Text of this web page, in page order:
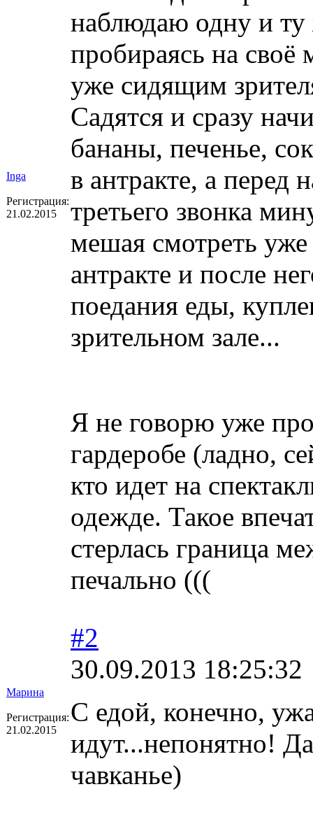
Inga
Регистрация:
21.02.2015
наблюдаю одну и
пробираясь на
уже сидящим
Садятся и сразу
бананы, печенье,
в антракте, а перед
третьего звонка
мешая смотреть уже
антракте и после
поедания еды,
зрительном зале...
Я не говорю уже про
гардеробе (ладно,
кто идет на
одежде. Такое
стерлась граница
печально (((
Марина
Регистрация:
21.02.2015
#2
30.09.2013 18:25:32
С едой, конечно,
идут...непонятно!
чавканье)